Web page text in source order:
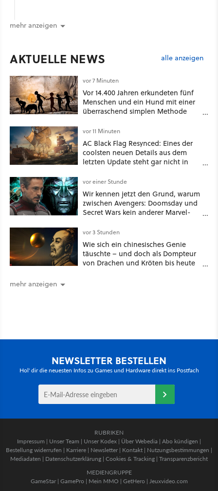
mehr anzeigen
AKTUELLE NEWS alle anzeigen
vor 7 Minuten
Vor 14.400 Jahren erkundeten fünf
Menschen und ein Hund mit einer
überraschend simplen Methode
Spuren für die Ewigkeit
vor 11 Minuten
AC Black Flag Resynced: Eines der
coolsten neuen Details aus dem
letzten Update steht gar nicht in
vor einer Stunde
Wir kennen jetzt den Grund, warum
zwischen Avengers: Doomsday und
Secret Wars kein anderer Marvel-
vor 3 Stunden
Wie sich ein chinesisches Genie
täuschte – und doch als Dompteur
von Drachen und Kröten bis heute
mehr anzeigen
NEWSLETTER BESTELLEN
Hol' dir die neuesten Infos zu Games und Hardware direkt ins Postfach
RUBRIKEN
Impressum | Unser Team | Unser Kodex | Über Webedia | Abo kündigen |
Bestellung widerrufen | Karriere | Newsletter | Kontakt | Nutzungsbestimmungen |
Mediadaten | Datenschutzerklärung | Cookies & Tracking | Transparenzbericht
MEDIENGRUPPE
GameStar| GamePro | Mein MMO | GetHero | Jeuxvideo.com